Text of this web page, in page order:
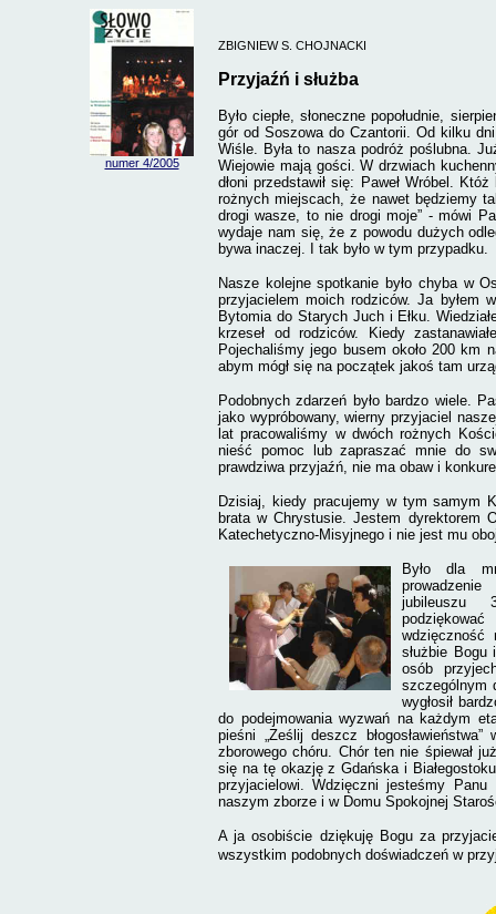
numer 4/2005
ZBIGNIEW S. CHOJNACKI
Przyjaźń i służba
Było ciepłe, słoneczne popołudnie,
gór od Soszowa do Czantorii. Od kilku
Wiśle. Była to nasza podróż poślubna.
Wiejowie mają gości. W drzwiach
dłoni przedstawił się: Paweł Wróbel.
rożnych miejscach, że nawet będziemy
drogi wasze, to nie drogi moje” - mówi
wydaje nam się, że z powodu dużych
bywa inaczej. I tak było w tym przypadku.
Nasze kolejne spotkanie było chyba w
przyjacielem moich rodziców. Ja byłem
Bytomia do Starych Juch i Ełku.
krzeseł od rodziców. Kiedy
Pojechaliśmy jego busem około 200 km
abym mógł się na początek jakoś tam
Podobnych zdarzeń było bardzo wiele.
jako wypróbowany, wierny przyjaciel
lat pracowaliśmy w dwóch rożnych
nieść pomoc lub zapraszać mnie do
prawdziwa przyjaźń, nie ma obaw i
Dzisiaj, kiedy pracujemy w tym samym
brata w Chrystusie. Jestem dyrektorem
Katechetyczno-Misyjnego i nie jest mu
Było dla
prowadzenie
jubileuszu
wdzięczność
służbie Bogu
osób
szczególnym
wygłosił
do podejmowania wyzwań na każdym et
pieśni „Ześlij deszcz
zborowego chóru. Chór ten nie śpiewał
się na tę okazję z Gdańska i
przyjacielowi. Wdzięczni jesteśmy
naszym zborze i w Domu Spokojnej
A ja osobiście dziękuję Bogu za
wszystkim podobnych doświadczeń w